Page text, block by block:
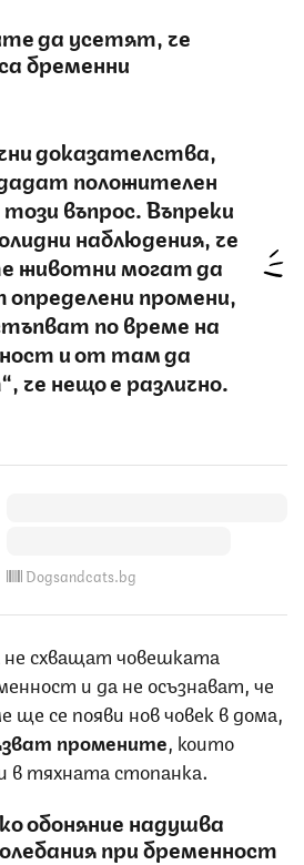
да усетят, че
бременни
доказателства,
положителен
въпрос. Въпреки
наблюдения, че
животни могат да
определени промени,
по време на
и от там да
че нещо е различно.
Dogsandcats.bg
схващат човешката
и да не осъзнават, че
ще се появи нов човек в дома,
промените , които
в тяхната стопанка.
обоняние надушва
при бременност